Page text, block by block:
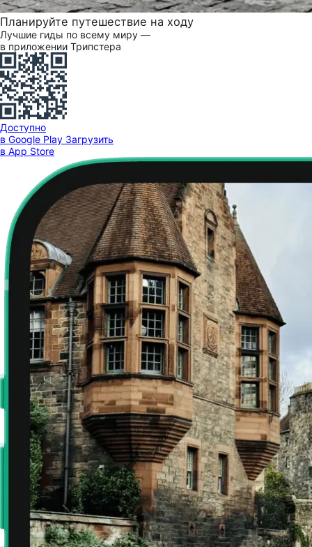
Планируйте путешествие на ходу
Лучшие гиды по всему миру —
в приложении Трипстера
Доступно
в Google Play Загрузить
в App Store